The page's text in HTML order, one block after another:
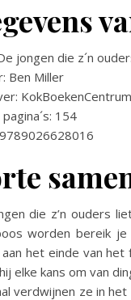
jongen die z´n
Ben Miller
KokBoekenCentrum
154
die z’n ouders
worden bereik je
aan het einde van
elke kans om van
verdwijnen ze in